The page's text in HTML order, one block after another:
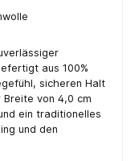
aus 100%
sicheren Halt
Breite von 4,0 cm
ein traditionelles
und den